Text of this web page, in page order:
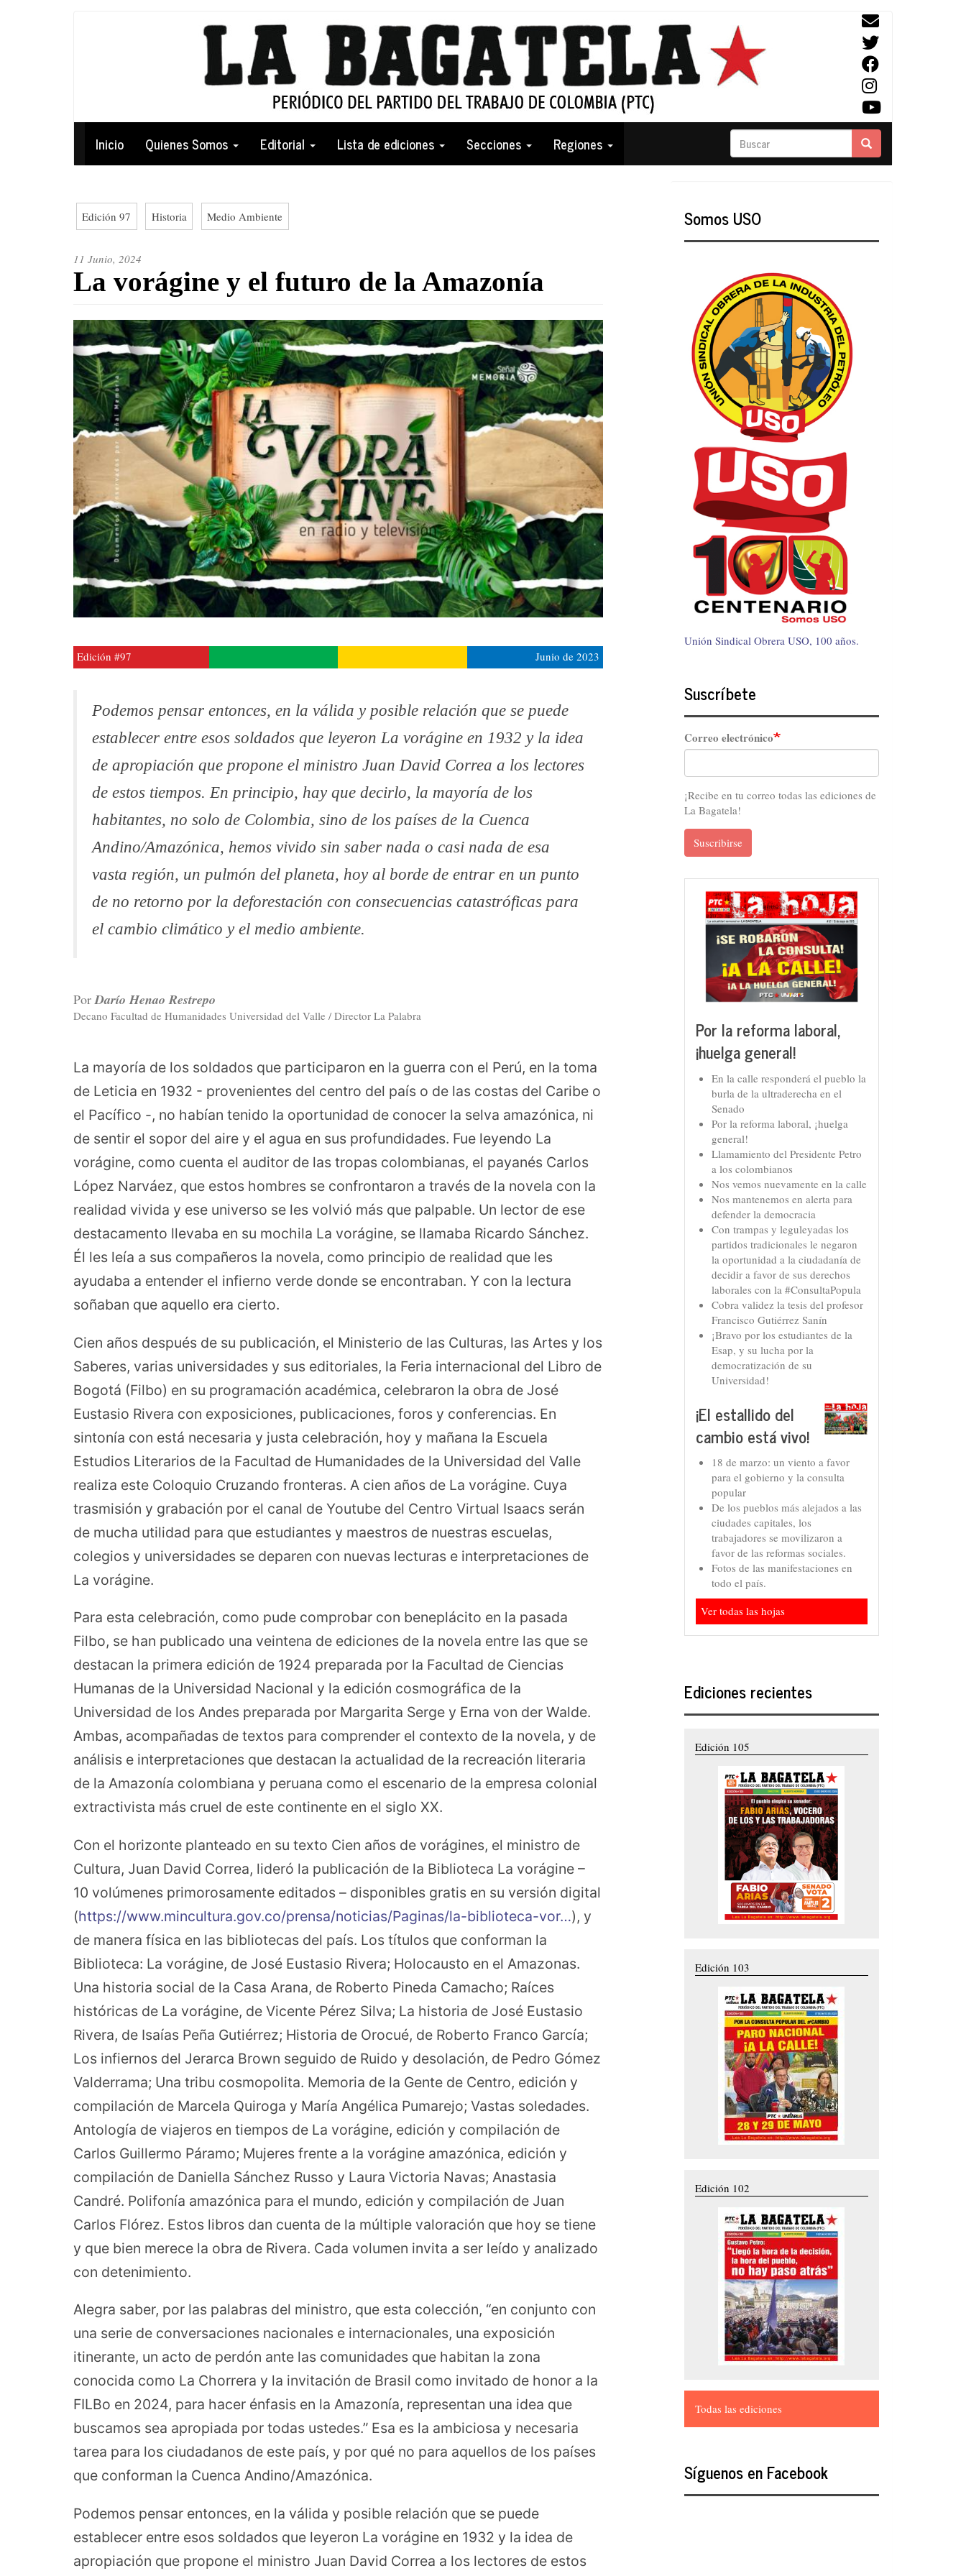
Navegación
principal
Inicio Quienes Somos Editorial Lista de ediciones Secciones Regiones Buscar Buscar
Edición 97 Historia Medio Ambiente
11 Junio, 2024
La vorágine y el futuro de la Amazonía
Edición #97 Junio de 2023
Podemos pensar entonces, en la válida y posible relación que se puede
establecer entre esos soldados que leyeron La vorágine en 1932 y la idea
de apropiación que propone el ministro Juan David Correa a los lectores
de estos tiempos. En principio, hay que decirlo, la mayoría de los
habitantes, no solo de Colombia, sino de los países de la Cuenca
Andino/Amazónica, hemos vivido sin saber nada o casi nada de esa
vasta región, un pulmón del planeta, hoy al borde de entrar en un punto
de no retorno por la deforestación con consecuencias catastróficas para
el cambio climático y el medio ambiente.
PorDarío Henao Restrepo
Decano Facultad de Humanidades Universidad del Valle / Director La Palabra
La mayoría de los soldados que participaron en la guerra con el Perú, en la toma
de Leticia en 1932 - provenientes del centro del país o de las costas del Caribe o
el Pacífico -, no habían tenido la oportunidad de conocer la selva amazónica, ni
de sentir el sopor del aire y el agua en sus profundidades. Fue leyendo La
vorágine, como cuenta el auditor de las tropas colombianas, el payanés Carlos
López Narváez, que estos hombres se confrontaron a través de la novela con la
realidad vivida y ese universo se les volvió más que palpable. Un lector de ese
destacamento llevaba en su mochila La vorágine, se llamaba Ricardo Sánchez.
Él les leía a sus compañeros la novela, como principio de realidad que les
ayudaba a entender el infierno verde donde se encontraban. Y con la lectura
soñaban que aquello era cierto.
Cien años después de su publicación, el Ministerio de las Culturas, las Artes y los
Saberes, varias universidades y sus editoriales, la Feria internacional del Libro de
Bogotá (Filbo) en su programación académica, celebraron la obra de José
Eustasio Rivera con exposiciones, publicaciones, foros y conferencias. En
sintonía con está necesaria y justa celebración, hoy y mañana la Escuela
Estudios Literarios de la Facultad de Humanidades de la Universidad del Valle
realiza este Coloquio Cruzando fronteras. A cien años de La vorágine. Cuya
trasmisión y grabación por el canal de Youtube del Centro Virtual Isaacs serán
de mucha utilidad para que estudiantes y maestros de nuestras escuelas,
colegios y universidades se deparen con nuevas lecturas e interpretaciones de
La vorágine.
Para esta celebración, como pude comprobar con beneplácito en la pasada
Filbo, se han publicado una veintena de ediciones de la novela entre las que se
destacan la primera edición de 1924 preparada por la Facultad de Ciencias
Humanas de la Universidad Nacional y la edición cosmográfica de la
Universidad de los Andes preparada por Margarita Serge y Erna von der Walde.
Ambas, acompañadas de textos para comprender el contexto de la novela, y de
análisis e interpretaciones que destacan la actualidad de la recreación literaria
de la Amazonía colombiana y peruana como el escenario de la empresa colonial
extractivista más cruel de este continente en el siglo XX.
Con el horizonte planteado en su texto Cien años de vorágines, el ministro de
Cultura, Juan David Correa, lideró la publicación de la Biblioteca La vorágine –
10 volúmenes primorosamente editados – disponibles gratis en su versión digital
(https://www.mincultura.gov.co/prensa/noticias/Paginas/la-biblioteca-vor…), y
de manera física en las bibliotecas del país. Los títulos que conforman la
Biblioteca: La vorágine, de José Eustasio Rivera; Holocausto en el Amazonas.
Una historia social de la Casa Arana, de Roberto Pineda Camacho; Raíces
históricas de La vorágine, de Vicente Pérez Silva; La historia de José Eustasio
Rivera, de Isaías Peña Gutiérrez; Historia de Orocué, de Roberto Franco García;
Los infiernos del Jerarca Brown seguido de Ruido y desolación, de Pedro Gómez
Valderrama; Una tribu cosmopolita. Memoria de la Gente de Centro, edición y
compilación de Marcela Quiroga y María Angélica Pumarejo; Vastas soledades.
Antología de viajeros en tiempos de La vorágine, edición y compilación de
Carlos Guillermo Páramo; Mujeres frente a la vorágine amazónica, edición y
compilación de Daniella Sánchez Russo y Laura Victoria Navas; Anastasia
Candré. Polifonía amazónica para el mundo, edición y compilación de Juan
Carlos Flórez. Estos libros dan cuenta de la múltiple valoración que hoy se tiene
y que bien merece la obra de Rivera. Cada volumen invita a ser leído y analizado
con detenimiento.
Alegra saber, por las palabras del ministro, que esta colección, “en conjunto con
una serie de conversaciones nacionales e internacionales, una exposición
itinerante, un acto de perdón ante las comunidades que habitan la zona
conocida como La Chorrera y la invitación de Brasil como invitado de honor a la
FILBo en 2024, para hacer énfasis en la Amazonía, representan una idea que
buscamos sea apropiada por todas ustedes.” Esa es la ambiciosa y necesaria
tarea para los ciudadanos de este país, y por qué no para aquellos de los países
que conforman la Cuenca Andino/Amazónica.
Podemos pensar entonces, en la válida y posible relación que se puede
establecer entre esos soldados que leyeron La vorágine en 1932 y la idea de
apropiación que propone el ministro Juan David Correa a los lectores de estos
Somos USO
Unión Sindical Obrera USO, 100 años.
Suscríbete
Correo electrónico
¡Recibe en tu correo todas las ediciones de
La Bagatela!
Suscribirse
Por la reforma laboral,
¡huelga general!
En la calle responderá el pueblo la
burla de la ultraderecha en el
Senado
Por la reforma laboral, ¡huelga
general!
Llamamiento del Presidente Petro
a los colombianos
Nos vemos nuevamente en la calle
Nos mantenemos en alerta para
defender la democracia
Con trampas y leguleyadas los
partidos tradicionales le negaron
la oportunidad a la ciudadanía de
decidir a favor de sus derechos
laborales con la #ConsultaPopula
Cobra validez la tesis del profesor
Francisco Gutiérrez Sanín
¡Bravo por los estudiantes de la
Esap, y su lucha por la
democratización de su
Universidad!
¡El estallido del
cambio está vivo!
18 de marzo: un viento a favor
para el gobierno y la consulta
popular
De los pueblos más alejados a las
ciudades capitales, los
trabajadores se movilizaron a
favor de las reformas sociales.
Fotos de las manifestaciones en
todo el país.
Ver todas las hojas
Ediciones recientes
Edición 105
Edición 103
Edición 102
Todas las ediciones
Síguenos en Facebook